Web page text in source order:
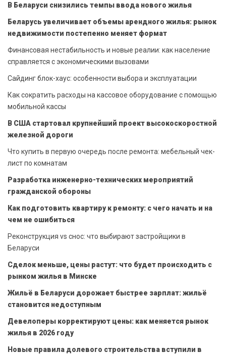
В Беларуси снизились темпы ввода нового жилья
Беларусь увеличивает объемы арендного жилья: рынок
недвижимости постепенно меняет формат
Финансовая нестабильность и новые реалии: как население
справляется с экономическими вызовами
Сайдинг блок-хаус: особенности выбора и эксплуатации
Как сократить расходы на кассовое оборудование с помощью
мобильной кассы
В США стартовал крупнейший проект высокоскоростной
железной дороги
Что купить в первую очередь после ремонта: мебельный чек-
лист по комнатам
Разработка инженерно-технических мероприятий
гражданской обороны
Как подготовить квартиру к ремонту: с чего начать и на
чем не ошибиться
Реконструкция vs снос: что выбирают застройщики в
Беларуси
Сделок меньше, цены растут: что будет происходить с
рынком жилья в Минске
Жильё в Беларуси дорожает быстрее зарплат: жильё
становится недоступным
Девелоперы корректируют цены: как меняется рынок
жилья в 2026 году
Новые правила долевого строительства вступили в